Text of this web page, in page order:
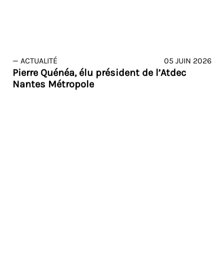
— ACTUALITÉ 05 JUIN 2026
Pierre Quénéa, élu président de l’Atdec
Nantes Métropole